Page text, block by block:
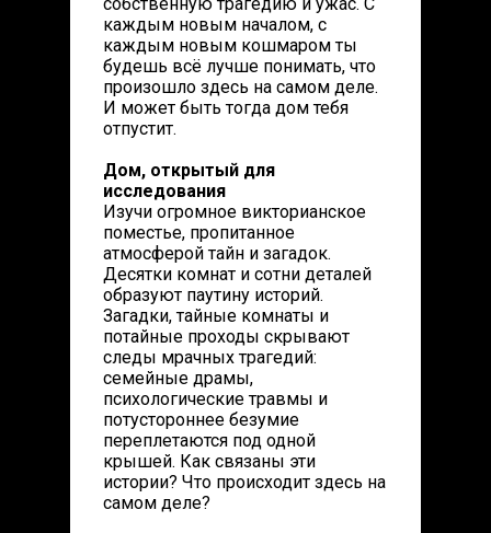
каждым новым началом, с
каждым новым кошмаром ты
будешь всё лучше понимать, что
произошло здесь на самом деле.
И может быть тогда дом тебя
отпустит.
Дом, открытый для
исследования
Изучи огромное викторианское
поместье, пропитанное
атмосферой тайн и загадок.
Десятки комнат и сотни деталей
образуют паутину историй.
Загадки, тайные комнаты и
потайные проходы скрывают
следы мрачных трагедий:
семейные драмы,
психологические травмы и
потустороннее безумие
переплетаются под одной
крышей. Как связаны эти
истории? Что происходит здесь на
самом деле?